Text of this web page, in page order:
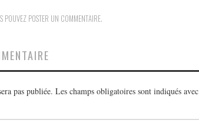
POUVEZ POSTER UN COMMENTAIRE.
pas publiée. Les champs obligatoires sont indiqués avec